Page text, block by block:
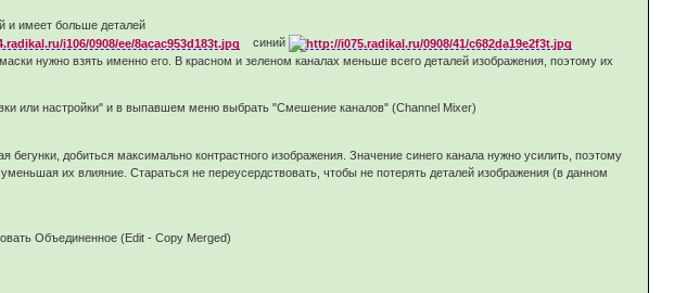
и имеет больше деталей
синий
нужно взять именно его. В красном и зеленом каналах меньше всего деталей изображения, поэтому их
или настройки" и в выпавшем меню выбрать "Смешение каналов" (Channel Mixer)
добиться максимально контрастного изображения. Значение синего канала нужно усилить, поэтому
их влияние. Стараться не переусердствовать, чтобы не потерять деталей изображения (в данном
Объединенное (Edit - Copy Merged)